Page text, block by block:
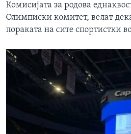
Комисијата за родова
Олимписки комитет, велат
пораката на сите спортистки